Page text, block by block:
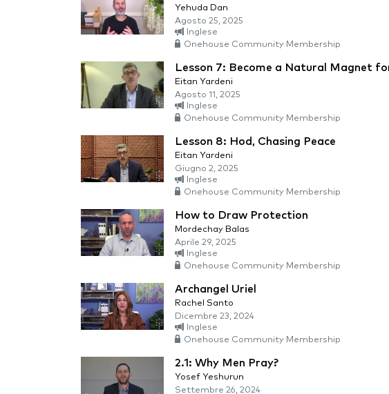
Yehuda Dan
Agosto 25, 2025
Inglese
Onehouse Community Membership
Lesson 7: Become a Natural Magnet
Eitan Yardeni
Agosto 11, 2025
Inglese
Onehouse Community Membership
Lesson 8: Hod, Chasing Peace
Eitan Yardeni
Giugno 2, 2025
Inglese
Onehouse Community Membership
How to Draw Protection
Mordechay Balas
Aprile 29, 2025
Inglese
Onehouse Community Membership
Archangel Uriel
Rachel Santo
Dicembre 23, 2024
Inglese
Onehouse Community Membership
2.1: Why Men Pray?
Yosef Yeshurun
Settembre 26, 2024